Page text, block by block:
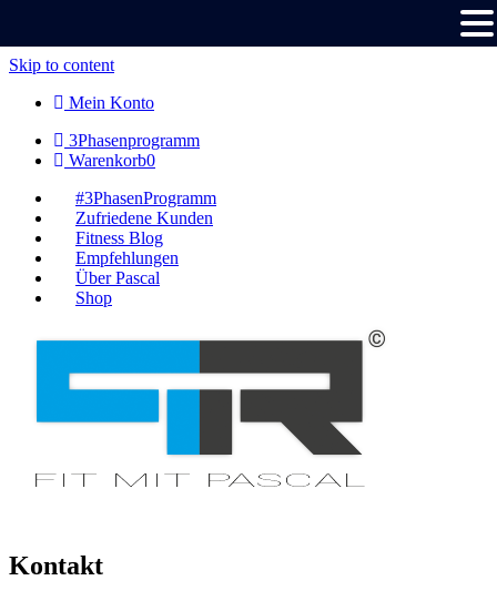
Skip to content
Mein Konto
3Phasenprogramm
Warenkorb0
#3PhasenProgramm
Zufriedene Kunden
Fitness Blog
Empfehlungen
Über Pascal
Shop
Kontakt